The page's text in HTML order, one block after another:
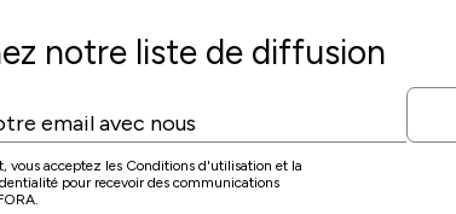
notre liste de diffusion
vous acceptez les Conditions d'utilisation et la
pour recevoir des communications